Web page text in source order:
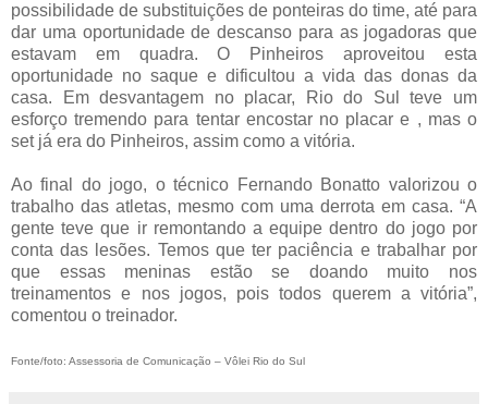
possibilidade de substituições de ponteiras do time, até para
dar uma oportunidade de descanso para as jogadoras que
estavam em quadra. O Pinheiros aproveitou esta
oportunidade no saque e dificultou a vida das donas da
casa. Em desvantagem no placar, Rio do Sul teve um
esforço tremendo para tentar encostar no placar e , mas o
set já era do Pinheiros, assim como a vitória.
Ao final do jogo, o técnico Fernando Bonatto valorizou o
trabalho das atletas, mesmo com uma derrota em casa. “A
gente teve que ir remontando a equipe dentro do jogo por
conta das lesões. Temos que ter paciência e trabalhar por
que essas meninas estão se doando muito nos
treinamentos e nos jogos, pois todos querem a vitória”,
comentou o treinador.
Fonte/foto: Assessoria de Comunicação – Vôlei Rio do Sul